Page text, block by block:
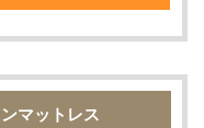
マットレス